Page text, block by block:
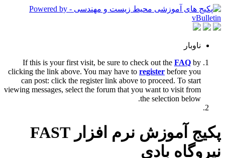
ناوبار
If this is your first visit, be sure to check out the FAQ by
clicking the link above. You may have to register before you
can post: click the register link above to proceed. To start
viewing messages, select the forum that you want to visit from
the selection below.
پکیج آموزش نرم افزار FAST
نیروگاه بادی